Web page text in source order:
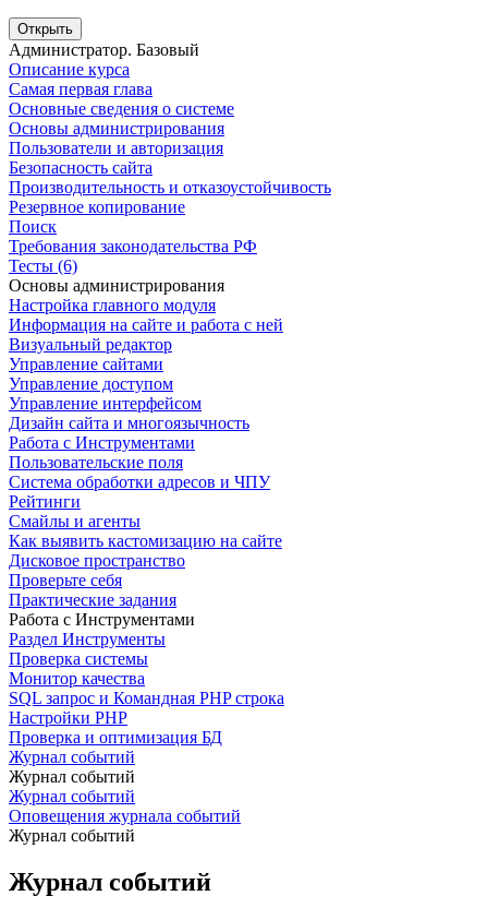
Открыть
Администратор. Базовый
Описание курса
Самая первая глава
Основные сведения о системе
Основы администрирования
Пользователи и авторизация
Безопасность сайта
Производительность и отказоустойчивость
Резервное копирование
Поиск
Требования законодательства РФ
Тесты (6)
Основы администрирования
Настройка главного модуля
Информация на сайте и работа с ней
Визуальный редактор
Управление сайтами
Управление доступом
Управление интерфейсом
Дизайн сайта и многоязычность
Работа с Инструментами
Пользовательские поля
Система обработки адресов и ЧПУ
Рейтинги
Смайлы и агенты
Как выявить кастомизацию на сайте
Дисковое пространство
Проверьте себя
Практические задания
Работа с Инструментами
Раздел Инструменты
Проверка системы
Монитор качества
SQL запрос и Командная PHP строка
Настройки PHP
Проверка и оптимизация БД
Журнал событий
Журнал событий
Журнал событий
Оповещения журнала событий
Журнал событий
Журнал событий